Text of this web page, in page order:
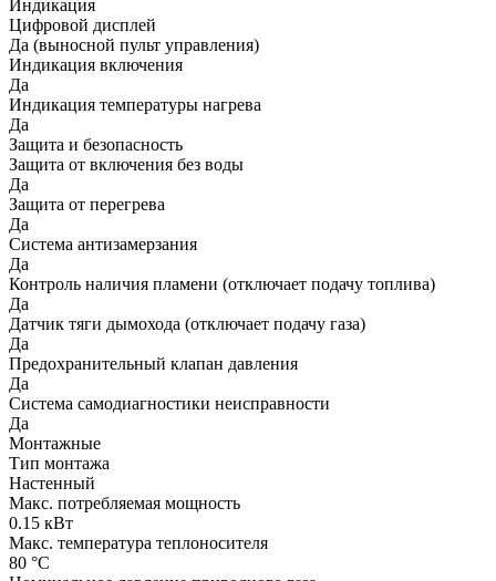
Индикация
Цифровой дисплей
Да (выносной пульт управления)
Индикация включения
Да
Индикация температуры нагрева
Да
Защита и безопасность
Защита от включения без воды
Да
Защита от перегрева
Да
Система антизамерзания
Да
Контроль наличия пламени (отключает подачу топлива)
Да
Датчик тяги дымохода (отключает подачу газа)
Да
Предохранительный клапан давления
Да
Система самодиагностики неисправности
Да
Монтажные
Тип монтажа
Настенный
Макс. потребляемая мощность
0.15 кВт
Макс. температура теплоносителя
80 °С